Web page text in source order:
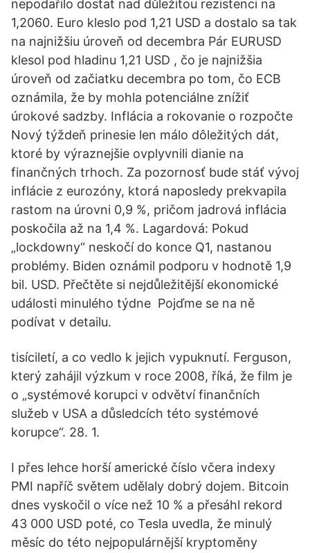
nepodařilo dostat nad důležitou rezistenci na
1,2060. Euro kleslo pod 1,21 USD a dostalo sa tak
na najnižšiu úroveň od decembra Pár EURUSD
klesol pod hladinu 1,21 USD , čo je najnižšia
úroveň od začiatku decembra po tom, čo ECB
oznámila, že by mohla potenciálne znížiť
úrokové sadzby. Inflácia a rokovanie o rozpočte
Nový týždeň prinesie len málo dôležitých dát,
ktoré by výraznejšie ovplyvnili dianie na
finančných trhoch. Za pozornosť bude stáť vývoj
inflácie z eurozóny, ktorá naposledy prekvapila
rastom na úrovni 0,9 %, pričom jadrová inflácia
poskočila až na 1,4 %. Lagardová: Pokud
„lockdowny“ neskočí do konce Q1, nastanou
problémy. Biden oznámil podporu v hodnotě 1,9
bil. USD. Přečtěte si nejdůležitější ekonomické
události minulého týdne ️ Pojďme se na ně
podívat v detailu.
tisíciletí, a co vedlo k jejich vypuknutí. Ferguson,
který zahájil výzkum v roce 2008, říká, že film je
o „systémové korupci v odvětví finančních
služeb v USA a důsledcích této systémové
korupce“. 28. 1.
I přes lehce horší americké číslo včera indexy
PMI napříč světem udělaly dobrý dojem. Bitcoin
dnes vyskočil o více než 10 % a přesáhl rekord
43 000 USD poté, co Tesla uvedla, že minulý
měsíc do této nejpopulárnější kryptoměny